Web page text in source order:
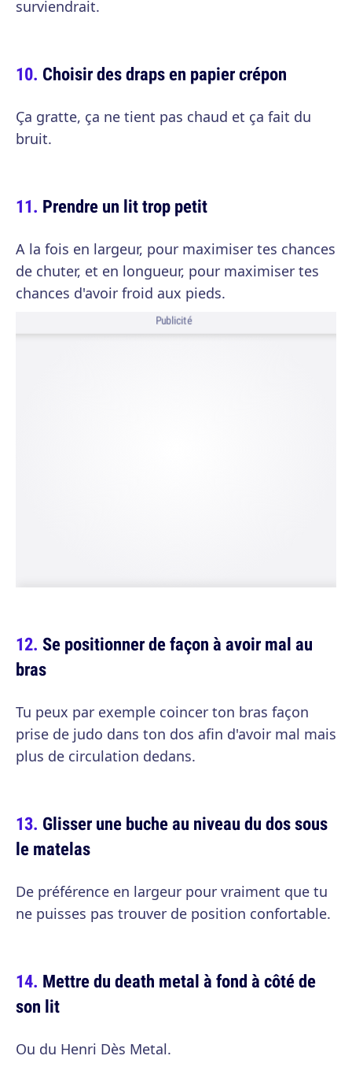
surviendrait.
Choisir des draps en papier crépon
Ça gratte, ça ne tient pas chaud et ça fait du
bruit.
Prendre un lit trop petit
A la fois en largeur, pour maximiser tes chances
de chuter, et en longueur, pour maximiser tes
chances d'avoir froid aux pieds.
Publicité
Se positionner de façon à avoir mal au
bras
Tu peux par exemple coincer ton bras façon
prise de judo dans ton dos afin d'avoir mal mais
plus de circulation dedans.
Glisser une buche au niveau du dos sous
le matelas
De préférence en largeur pour vraiment que tu
ne puisses pas trouver de position confortable.
Mettre du death metal à fond à côté de
son lit
Ou du Henri Dès Metal.